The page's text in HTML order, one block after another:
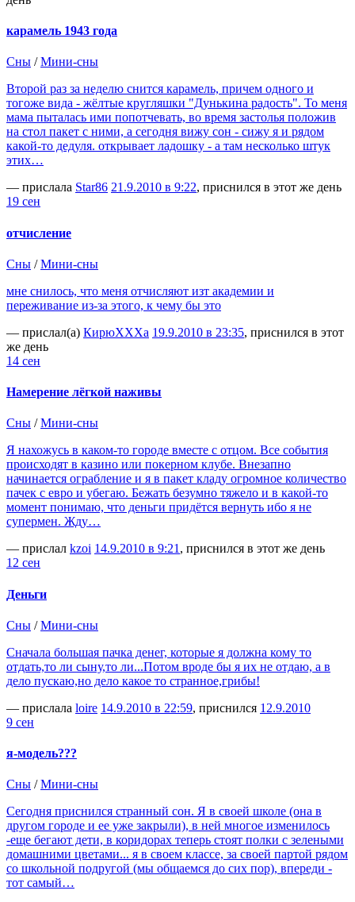
карамель 1943 года
Сны /Мини-сны
Второй раз за неделю снится карамель, причем одного и
тогоже вида - жёлтые кругляшки "Дунькина радость". То меня
мама пыталась ими попотчевать, во время застолья положив
на стол пакет с ними, а сегодня вижу сон - сижу я и рядом
какой-то дедуля. открывает ладошку - а там несколько штук
этих…
— прислала Star86 21.9.2010 в 9:22, приснился в этот же день
19 сен
отчисление
Сны /Мини-сны
мне снилось, что меня отчисляют изт академии и
переживание из-за этого, к чему бы это
— прислал(а) КирюХХХа 19.9.2010 в 23:35, приснился в этот
же день
14 сен
Намерение лёгкой наживы
Сны /Мини-сны
Я нахожусь в каком-то городе вместе с отцом. Все события
происходят в казино или покерном клубе. Внезапно
начинается ограбление и я в пакет кладу огромное количество
пачек с евро и убегаю. Бежать безумно тяжело и в какой-то
момент понимаю, что деньги придётся вернуть ибо я не
супермен. Жду…
— прислал kzoi 14.9.2010 в 9:21 , приснился в этот же день
12 сен
Деньги
Сны /Мини-сны
Сначала большая пачка денег, которые я должна кому то
отдать,то ли сыну,то ли...Потом вроде бы я их не отдаю, а в
дело пускаю,но дело какое то странное,грибы!
— прислала loire 14.9.2010 в 22:59, приснился 12.9.2010
9 сен
я-модель???
Сны /Мини-сны
Сегодня приснился странный сон. Я в своей школе (она в
другом городе и ее уже закрыли), в ней многое изменилось
-еще бегают дети, в коридорах теперь стоят полки с зелеными
домашними цветами... я в своем классе, за своей партой рядом
со школьной подругой (мы общаемся до сих пор), впереди -
тот самый…